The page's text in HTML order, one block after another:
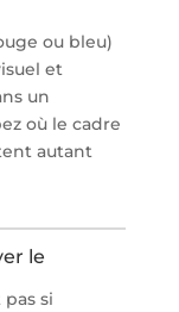
ou bleu)
et
un
où le cadre
autant
le
si